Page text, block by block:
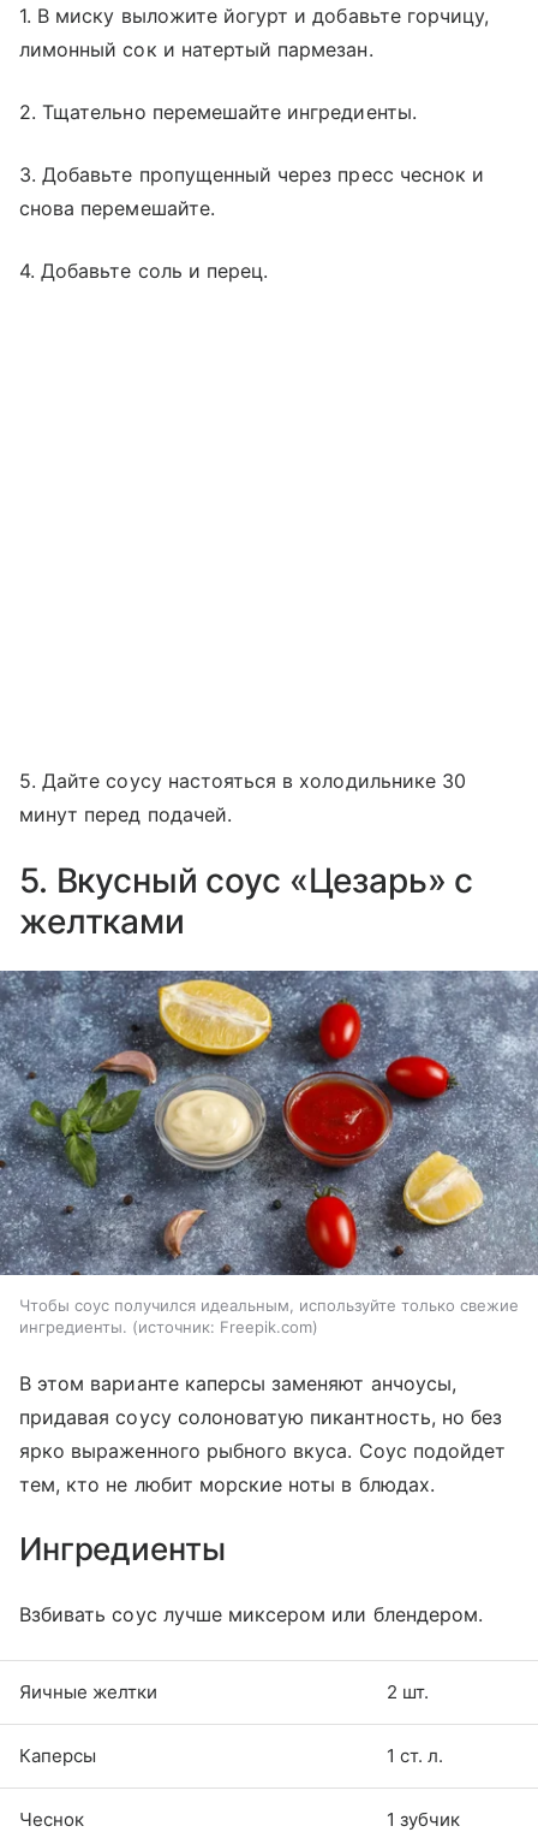
1. В миску выложите йогурт и добавьте горчицу,
лимонный сок и натертый пармезан.
2. Тщательно перемешайте ингредиенты.
3. Добавьте пропущенный через пресс чеснок и
снова перемешайте.
4. Добавьте соль и перец.
5. Дайте соусу настояться в холодильнике 30
минут перед подачей.
5. Вкусный соус «Цезарь» с
желтками
Чтобы соус получился идеальным, используйте только свежие
ингредиенты.
источник: Freepik.com
В этом варианте каперсы заменяют анчоусы,
придавая соусу солоноватую пикантность, но без
ярко выраженного рыбного вкуса. Соус подойдет
тем, кто не любит морские ноты в блюдах.
Ингредиенты
Взбивать соус лучше миксером или блендером.
Яичные желтки 2 шт.
Каперсы 1 ст. л.
Чеснок 1 зубчик